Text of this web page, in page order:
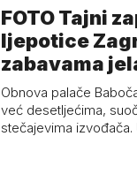
FOTO Tajni
ljepotice
zabavama
pud…
Obnova palače
već desetljećima,
stečajevima